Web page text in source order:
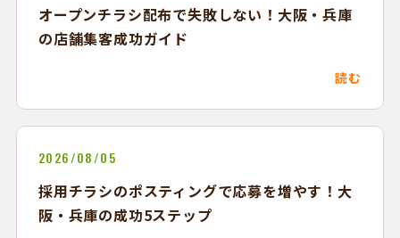
オープンチラシ配布で失敗しない！大阪・兵庫
の店舗集客成功ガイド
読む
2026/08/05
採用チラシのポスティングで応募を増やす！大
阪・兵庫の成功5ステップ